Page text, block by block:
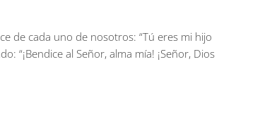
de cada uno de nosotros: “Tú eres mi hijo
“¡Bendice al Señor, alma mía! ¡Señor, Dios